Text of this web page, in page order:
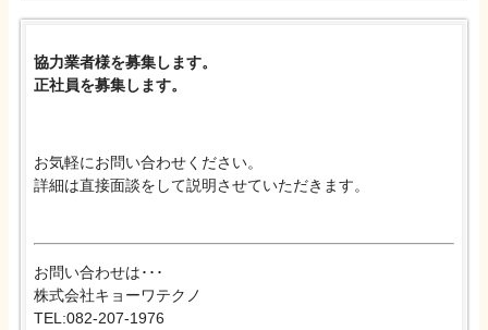
協力業者様を募集します。
正社員を募集します。
お気軽にお問い合わせください。
詳細は直接面談をして説明させていただきます。
お問い合わせは･･･
株式会社キョーワテクノ
TEL:082-207-1976